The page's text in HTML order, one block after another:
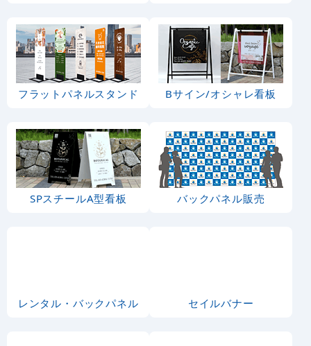
フラットパネルスタンド Bサイン/オシャレ看板
SPスチールA型看板 バックパネル販売
レンタル・バックパネル セイルバナー